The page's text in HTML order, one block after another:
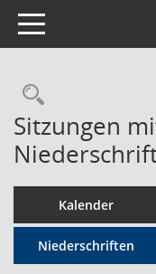
Toggle navigation
Sitzungen
Kalender
Niederschriften